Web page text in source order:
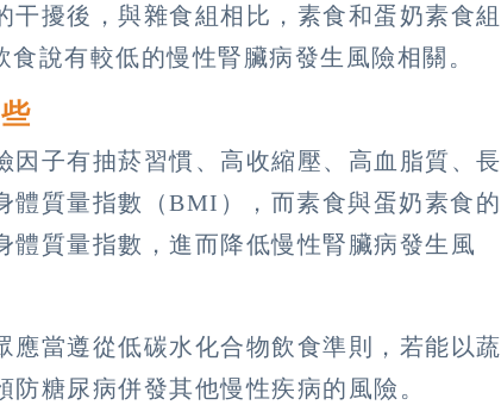
擾後，與雜食組相比，素食和蛋奶素食組
說有較低的慢性腎臟病發生風險相關。
因子有抽菸習慣、高收縮壓、高血脂質、長
體質量指數（BMI），而素食與蛋奶素食的
體質量指數，進而降低慢性腎臟病發生風
當遵從低碳水化合物飲食準則，若能以蔬
糖尿病併發其他慢性疾病的風險。